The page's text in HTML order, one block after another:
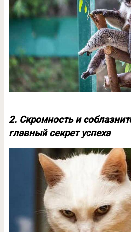
2. Скромность и
главный секрет успеха